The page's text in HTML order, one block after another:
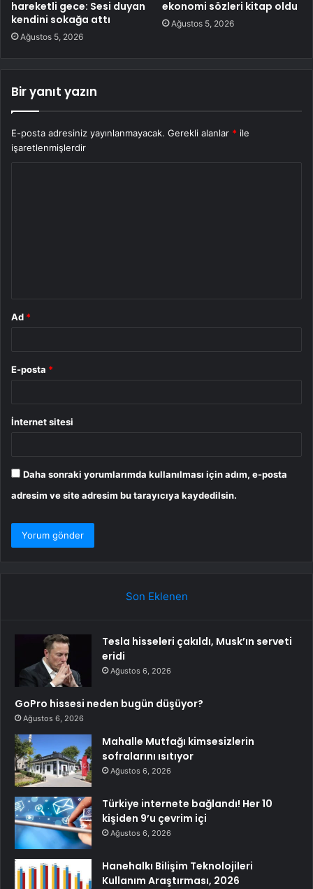
hareketli gece: Sesi duyan
kendini sokağa attı
Ağustos 5, 2026
ekonomi sözleri kitap oldu
Ağustos 5, 2026
Bir yanıt yazın
E-posta adresiniz yayınlanmayacak. Gerekli alanlar * ile
işaretlenmişlerdir
Ad *
E-posta *
İnternet sitesi
Daha sonraki yorumlarımda kullanılması için adım, e-posta
adresim ve site adresim bu tarayıcıya kaydedilsin.
Son Eklenen
Tesla hisseleri çakıldı, Musk’ın serveti
eridi
Ağustos 6, 2026
GoPro hissesi neden bugün düşüyor?
Ağustos 6, 2026
Mahalle Mutfağı kimsesizlerin
sofralarını ısıtıyor
Ağustos 6, 2026
Türkiye internete bağlandı! Her 10
kişiden 9’u çevrim içi
Ağustos 6, 2026
Hanehalkı Bilişim Teknolojileri
Kullanım Araştırması, 2026